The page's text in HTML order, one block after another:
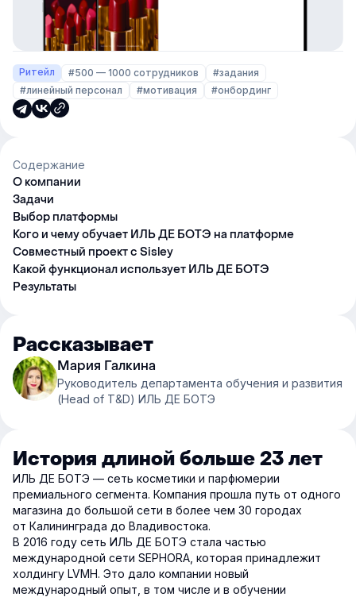
Ритейл #500 — 1000 сотрудников
#задания
#линейный персонал
#мотивация #онбординг
Содержание
О компании
Задачи
Выбор платформы
Кого и чему обучает ИЛЬ ДЕ БОТЭ на платформе
Совместный проект с Sisley
Какой функционал использует ИЛЬ ДЕ БОТЭ
Результаты
Рассказывает
Мария Галкина
Руководитель департамента обучения и развития
(Head of T&D) ИЛЬ ДЕ БОТЭ
История длиной больше 23 лет
ИЛЬ ДЕ БОТЭ — сеть косметики и парфюмерии
премиального сегмента. Компания прошла путь от одного
магазина до большой сети в более чем 30 городах
от Калининграда до Владивостока.
В 2016 году сеть ИЛЬ ДЕ БОТЭ стала частью
международной сети SEPHORA, которая принадлежит
холдингу LVMH. Это дало компании новый
международный опыт, в том числе и в обучении